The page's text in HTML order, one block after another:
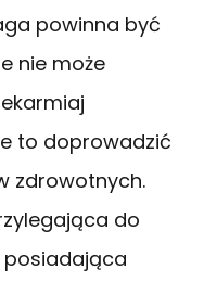
powinna być
nie może
to doprowadzić
zdrowotnych.
do
posiadająca